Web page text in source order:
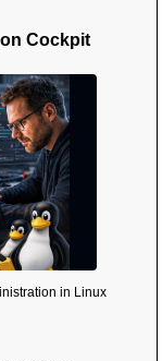
Cockpit
in Linux